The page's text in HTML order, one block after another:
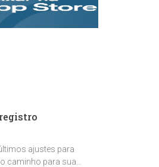
e
técnico para
ajustes para
caminho para sua